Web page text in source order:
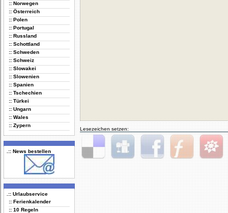
:: Norwegen
:: Österreich
:: Polen
:: Portugal
:: Russland
:: Schottland
:: Schweden
:: Schweiz
:: Slowakei
:: Slowenien
:: Spanien
:: Tschechien
:: Türkei
:: Ungarn
:: Wales
:: Zypern
.:: News bestellen
.:: Urlaubservice
:: Ferienkalender
:: 10 Regeln
Lesezeichen setzen:
Delicious Digg Facebook Furl StudiVZ